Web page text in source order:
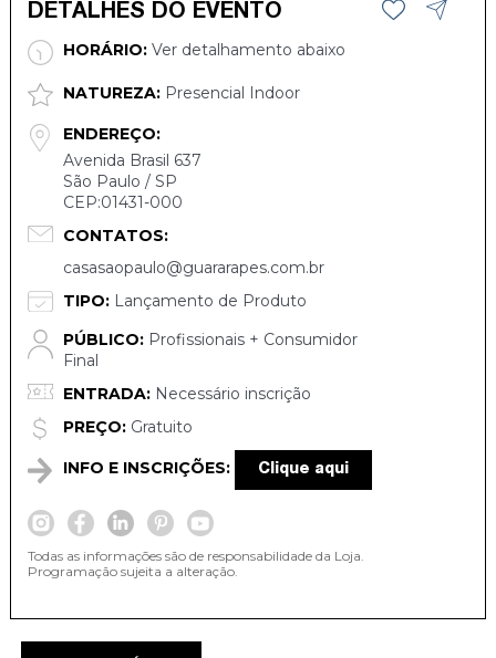
DETALHES DO EVENTO
HORÁRIO:Ver detalhamento abaixo
NATUREZA:Presencial Indoor
ENDEREÇO:
Avenida Brasil 637
São Paulo / SP
CEP:01431-000
CONTATOS:
casasaopaulo@guararapes.com.br
TIPO:Lançamento de Produto
PÚBLICO:Profissionais + Consumidor
Final
ENTRADA:Necessário inscrição
PREÇO:Gratuito
INFO E INSCRIÇÕES: Clique aqui
Todas as informações são de responsabilidade da Loja.
Programação sujeita a alteração.